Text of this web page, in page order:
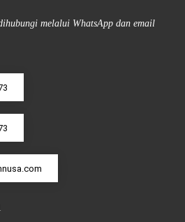
melalui WhatsApp dan email